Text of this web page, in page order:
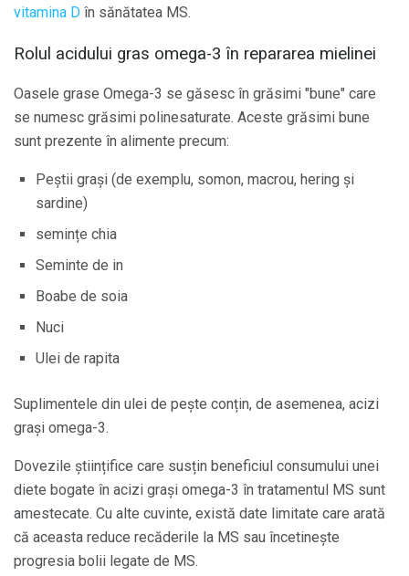
vitamina D în sănătatea MS.
Rolul acidului gras omega-3 în repararea mielinei
Oasele grase Omega-3 se găsesc în grăsimi "bune" care
se numesc grăsimi polinesaturate. Aceste grăsimi bune
sunt prezente în alimente precum:
Peștii grași (de exemplu, somon, macrou, hering și
sardine)
semințe chia
Seminte de in
Boabe de soia
Nuci
Ulei de rapita
Suplimentele din ulei de pește conțin, de asemenea, acizi
grași omega-3.
Dovezile științifice care susțin beneficiul consumului unei
diete bogate în acizi grași omega-3 în tratamentul MS sunt
amestecate. Cu alte cuvinte, există date limitate care arată
că aceasta reduce recăderile la MS sau încetinește
progresia bolii legate de MS.